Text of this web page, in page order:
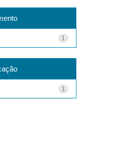
1
1